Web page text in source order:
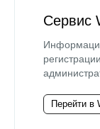
Сервис
Перейти в